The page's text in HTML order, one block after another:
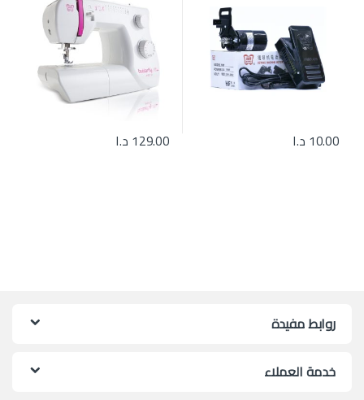
10.00 د.ا 129.00 د.ا
روابط مفيدة
خدمة العملاء